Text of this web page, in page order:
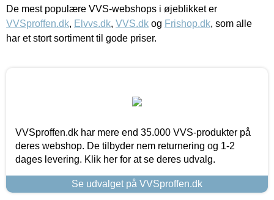
De mest populære VVS-webshops i øjeblikket er
VVSproffen.dk, Elvvs.dk, VVS.dk og Frishop.dk, som alle
har et stort sortiment til gode priser.
VVSproffen.dk har mere end 35.000 VVS-produkter på
deres webshop. De tilbyder nem returnering og 1-2
dages levering. Klik her for at se deres udvalg.
Se udvalget på VVSproffen.dk